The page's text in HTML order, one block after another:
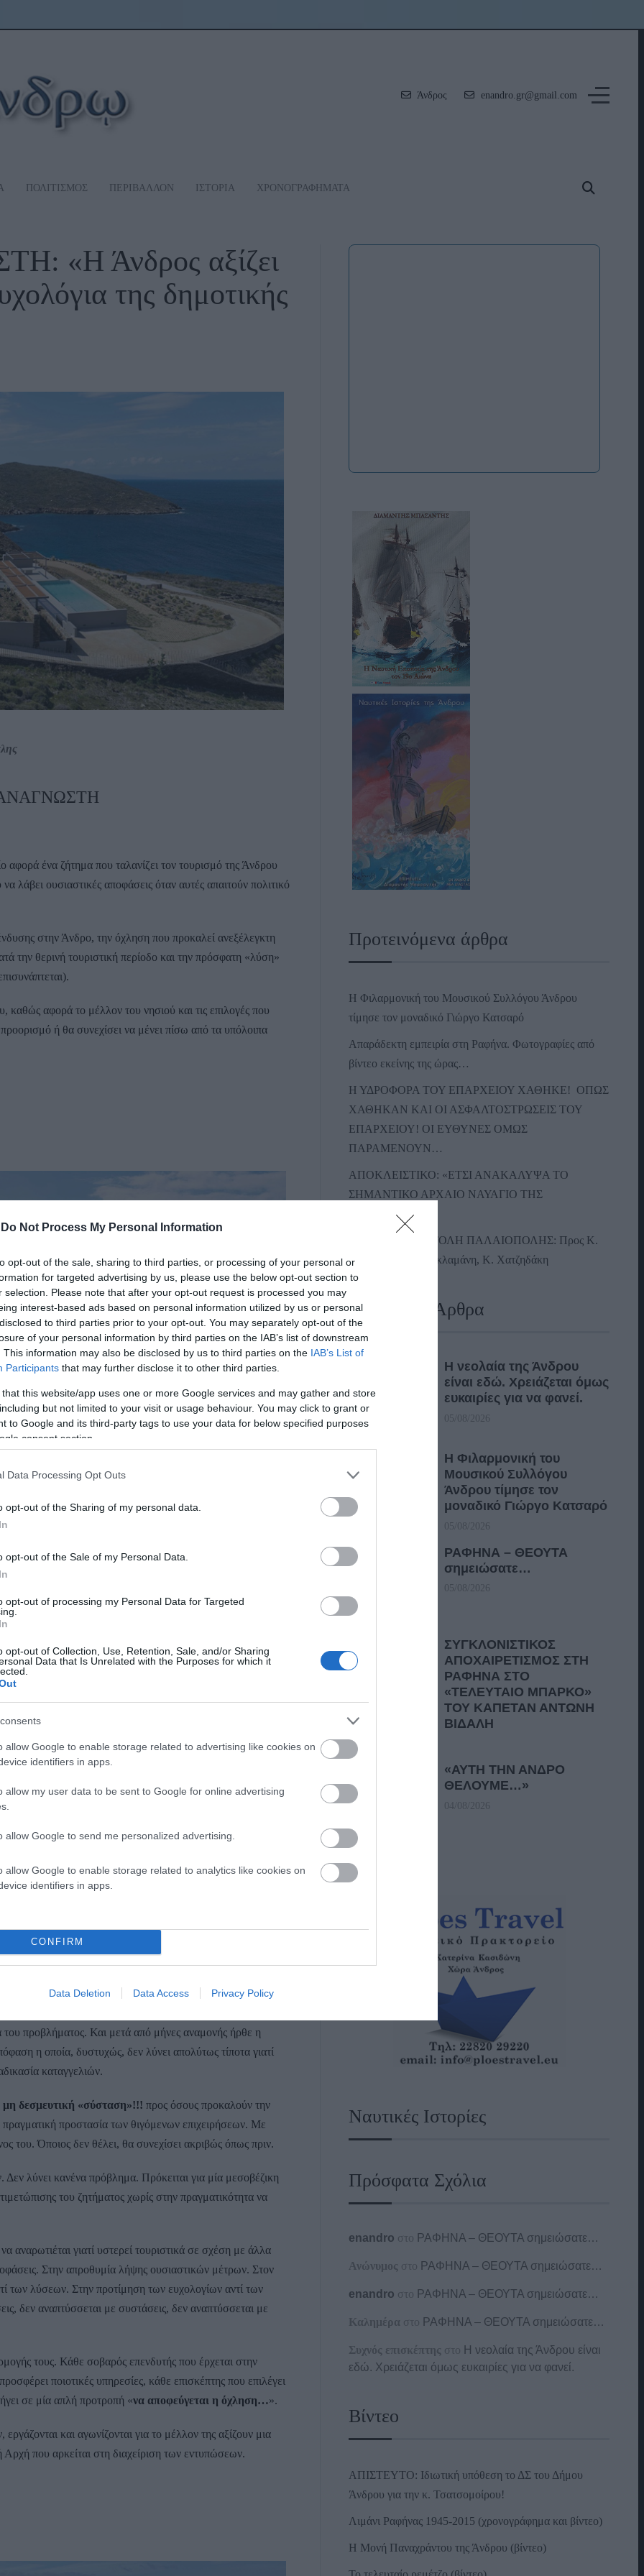
Do Not Process My Personal Information
opt-out of the sale, sharing to third parties, or processing of your personal or
for targeted advertising by us, please use the below opt-out section to
selection. Please note that after your opt-out request is processed you may
interest-based ads based on personal information utilized by us or personal
to third parties prior to your opt-out. You may separately opt-out of the
of your personal information by third parties on the IAB’s list of downstream
This information may also be disclosed by us to third parties on the IAB’s List of
Participants that may further disclose it to other third parties.
that this website/app uses one or more Google services and may gather and store
but not limited to your visit or usage behaviour. You may click to grant or
to Google and its third-party tags to use your data for below specified purposes
consent section.
Data Processing Opt Outs
opt-out of the Sharing of my personal data.
opt-out of the Sale of my Personal Data.
opt-out of processing my Personal Data for Targeted
opt-out of Collection, Use, Retention, Sale, and/or Sharing
Data that Is Unrelated with the Purposes for which it
allow Google to enable storage related to advertising like cookies on
identifiers in apps.
allow my user data to be sent to Google for online advertising
allow Google to send me personalized advertising.
allow Google to enable storage related to analytics like cookies on
identifiers in apps.
CONFIRM
Data Deletion Data Access Privacy Policy
Άνδρος enandro.gr@gmail.com
ΠΟΛΙΤΙΣΜΟΣ ΠΕΡΙΒΑΛΛΟΝ ΙΣΤΟΡΙΑ ΧΡΟΝΟΓΡΑΦΗΜΑΤΑ
«Η Άνδρος αξίζει
της δημοτικής
ένα ζήτημα που ταλανίζει τον τουρισμό της Άνδρου
λάβει ουσιαστικές αποφάσεις όταν αυτές απαιτούν πολιτικό
στην Άνδρο, την όχληση που προκαλεί ανεξέλεγκτη
την θερινή τουριστική περίοδο και την πρόσφατη «λύση»
καθώς αφορά το μέλλον του νησιού και τις επιλογές που
ή θα συνεχίσει να μένει πίσω από τα υπόλοιπα
και ενεργή αρκετούς μήνες τον χρόνο
από ευχολόγια
Με προσωπικό κόπο, σημαντικό οικονομικό κόστος και
τουριστική μονάδα υψηλών προδιαγραφών, η οποία
αντάξιες των απαιτήσεων της σύγχρονης τουριστικής
ότι η φυσική της ομορφιά, η αυθεντικότητά της και οι
τουριστικό προορισμό στο Αιγαίο. Δυστυχώς,
μεγάλης κλίμακας. Θόρυβος, εκσκαφές,
περιβάλλον το οποίο δεν έχει καμία σχέση με τις
Ο επισκέπτης που επιλέγει την Άνδρο δεν έρχεται για
μέσα στη σκόνη. Δεν έρχεται για να ακούει
απογοητευτεί, δεν θα παραπονεθεί στον
δεν θα ξανάρθει και τελικά θα επιλέξει κάποιο άλλο
κάτι απολύτως λογικό και αυτονόητο:
σε άμεση γειτνίαση με τουριστικά καταλύματα κατά
οι οικοδομές. Δεν ζητήσαμε να στερηθεί κανείς το
που εφαρμόζεται εδώ και χρόνια σε πολλά άλλα νησιά
οικοδομική δραστηριότητα δεν μπορούν να
ακούσαμε διαβεβαιώσεις ότι το θέμα θα εξεταστεί,
προβλήματος. Και μετά από μήνες αναμονής ήρθε η
η οποία, δυστυχώς, δεν λύνει απολύτως τίποτα γιατί
καταγγελιών.
μη δεσμευτική «σύσταση»!!! προς όσους προκαλούν την
προστασία των θιγόμενων επιχειρήσεων. Με
του. Όποιος δεν θέλει, θα συνεχίσει ακριβώς όπως πριν.
λύνει κανένα πρόβλημα. Πρόκειται για μία μεσοβέζικη
του ζητήματος χωρίς στην πραγματικότητα να
γιατί υστερεί τουριστικά σε σχέση με άλλα
Στην απροθυμία λήψης ουσιαστικών μέτρων. Στον
των λύσεων. Στην προτίμηση των ευχολογίων αντί των
δεν αναπτύσσεται με συστάσεις, δεν αναπτύσσεται με
τους. Κάθε σοβαρός επενδυτής που έρχεται στην
ποιοτικές υπηρεσίες, κάθε επισκέπτης που επιλέγει
σε μία απλή προτροπή «να αποφεύγεται η όχληση…».
και αγωνίζονται για το μέλλον της αξίζουν μια
που αρκείται στη διαχείριση των εντυπώσεων.
Προτεινόμενα άρθρα
Η Φιλαρμονική του Μουσικού Συλλόγου Άνδρου
τίμησε τον μοναδικό Γιώργο Κατσαρό
Απαράδεκτη εμπειρία στη Ραφήνα. Φωτογραφίες από
βίντεο εκείνης της ώρας…
Η ΥΔΡΟΦΟΡΑ ΤΟΥ ΕΠΑΡΧΕΙΟΥ ΧΑΘΗΚΕ! ΟΠΩΣ
ΧΑΘΗΚΑΝ ΚΑΙ ΟΙ ΑΣΦΑΛΤΟΣΤΡΩΣΕΙΣ ΤΟΥ
ΕΠΑΡΧΕΙΟΥ! ΟΙ ΕΥΘΥΝΕΣ ΟΜΩΣ
ΠΑΡΑΜΕΝΟΥΝ…
ΑΠΟΚΛΕΙΣΤΙΚΟ: «ΕΤΣΙ ΑΝΑΚΑΛΥΨΑ ΤΟ
ΣΗΜΑΝΤΙΚΟ ΑΡΧΑΙΟ ΝΑΥΑΓΙΟ ΤΗΣ
ΑΝΔΡΟΥ!…»
ΑΝΟΙΧΤΗ ΕΠΙΣΤΟΛΗ ΠΑΛΑΙΟΠΟΛΗΣ: Προς K.
Μητσοτάκη, N. Κακλαμάνη, K. Χατζηδάκη
Πρόσφατα Άρθρα
Η νεολαία της Άνδρου
είναι εδώ. Χρειάζεται όμως
ευκαιρίες για να φανεί.
05/08/2026
Η Φιλαρμονική του
Μουσικού Συλλόγου
Άνδρου τίμησε τον
μοναδικό Γιώργο Κατσαρό
05/08/2026
ΡΑΦΗΝΑ – ΘΕΟΥΤΑ
σημειώσατε…
05/08/2026
ΣΥΓΚΛΟΝΙΣΤΙΚΟΣ
ΑΠΟΧΑΙΡΕΤΙΣΜΟΣ ΣΤΗ
ΡΑΦΗΝΑ ΣΤΟ
«ΤΕΛΕΥΤΑΙΟ ΜΠΑΡΚΟ»
ΤΟΥ ΚΑΠΕΤΑΝ ΑΝΤΩΝΗ
ΒΙΔΑΛΗ
05/08/2026
«ΑΥΤΗ ΤΗΝ ΑΝΔΡΟ
ΘΕΛΟΥΜΕ…»
04/08/2026
Ναυτικές Ιστορίες
Πρόσφατα Σχόλια
enandro στο ΡΑΦΗΝΑ – ΘΕΟΥΤΑ σημειώσατε…
Ανώνυμος στο ΡΑΦΗΝΑ – ΘΕΟΥΤΑ σημειώσατε…
enandro στο ΡΑΦΗΝΑ – ΘΕΟΥΤΑ σημειώσατε…
Καλημέρα στο ΡΑΦΗΝΑ – ΘΕΟΥΤΑ σημειώσατε…
Συχνός επισκέπτης στο Η νεολαία της Άνδρου είναι
εδώ. Χρειάζεται όμως ευκαιρίες για να φανεί.
Βίντεο
ΑΠΙΣΤΕΥΤΟ: Ιδιωτική υπόθεση το ΔΣ του Δήμου
Άνδρου για την κ. Τσατσομοίρου!
Λιμάνι Ραφήνας 1945-2015 (χρονογράφημα και βίντεο)
Η Μονή Παναχράντου της Άνδρου (βίντεο)